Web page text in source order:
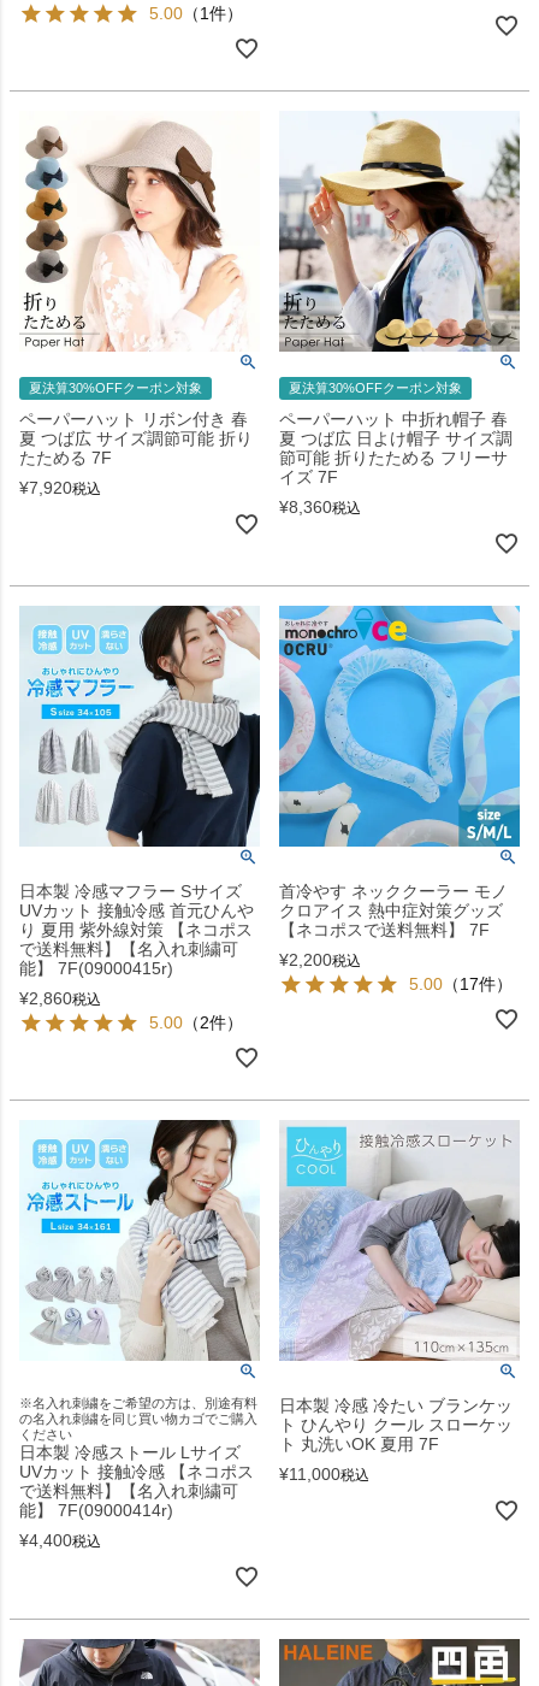
5.00 （1件）
夏決算30%OFFクーポン対象
ペーパーハット リボン付き 春
夏 つば広 サイズ調節可能 折り
たためる 7F
¥7,920税込
夏決算30%OFFクーポン対象
ペーパーハット 中折れ帽子 春
夏 つば広 日よけ帽子 サイズ調
節可能 折りたためる フリーサ
イズ 7F
¥8,360税込
日本製 冷感マフラー Sサイズ
UVカット 接触冷感 首元ひんや
り 夏用 紫外線対策 【ネコポス
で送料無料】【名入れ刺繍可
能】 7F(09000415r)
¥2,860税込
5.00 （2件）
首冷やす ネッククーラー モノ
クロアイス 熱中症対策グッズ
【ネコポスで送料無料】 7F
¥2,200税込
5.00 （17件）
※名入れ刺繍をご希望の方は、別途有料
の名入れ刺繍を同じ買い物カゴでご購入
ください
日本製 冷感ストール Lサイズ
UVカット 接触冷感 【ネコポス
で送料無料】【名入れ刺繍可
能】 7F(09000414r)
¥4,400税込
日本製 冷感 冷たい ブランケッ
ト ひんやり クール スローケッ
ト 丸洗いOK 夏用 7F
¥11,000税込